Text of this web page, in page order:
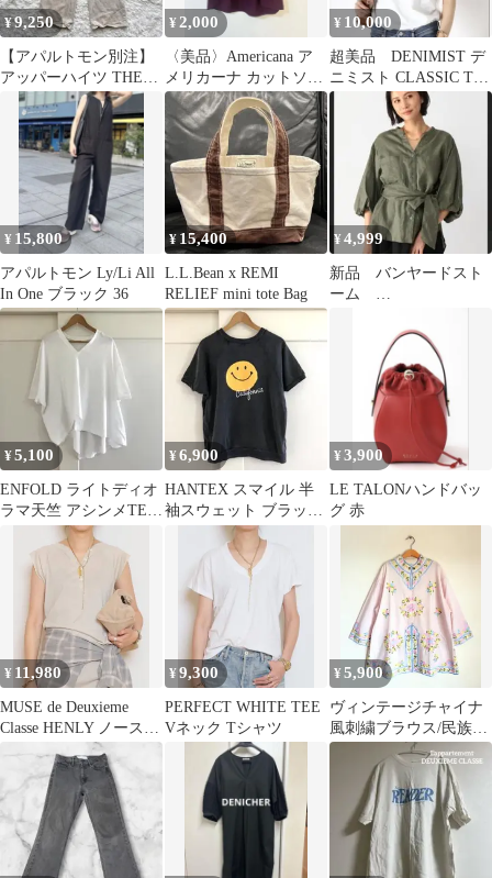
¥9,250
【アパルトモン別注】
アッパーハイツ THE
TAYLOR デニム 27
¥ 2,000
〈美品〉Americana ア
メリカーナ カットソー
パープル Free
¥ 10,000
超美品 DENIMIST デ
ニミスト CLASSIC Tシ
ャツ （MTK）
¥ 15,800
アパルトモン Ly/Li All
In One ブラック 36
¥ 15,400
L.L.Bean x REMI
RELIEF mini tote Bag
¥4,999
新品 バンヤードスト
ーム
バルーンスリーブブラ
¥5,100
ENFOLD ライトディオ
ラマ天竺 アシンメTEE
ホワイト 38 美品
¥6,900
HANTEX スマイル 半
袖スウェット ブラック
DEUXIEMECLASSE
¥3,900
LE TALONハンドバッ
グ 赤
¥ 11,980
MUSE de Deuxieme
Classe HENLY ノースリ
¥9,300
PERFECT WHITE TEE
Vネック Tシャツ
¥5,900
ヴィンテージチャイナ
風刺繍ブラウス/民族衣
装/パステルカラー/フィ
リピン/手工芸